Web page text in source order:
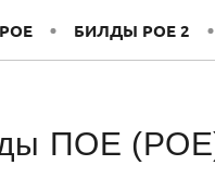
БИЛДЫ POE 2
ПОЕ